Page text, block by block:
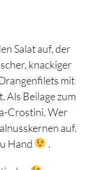
Salat auf, der
knackiger
mit
Als Beilage zum
Crostini. Wer
auf.
Hand
.